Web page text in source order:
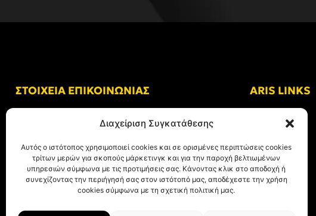
Διαχείριση Συγκατάθεσης
Αυτός ο ιστότοπος χρησιμοποιεί cookies και σε ορισμένες περιπτώσεις cookies
τρίτων μερών για σκοπούς μάρκετινγκ και για την παροχή βελτιωμένων
υπηρεσιών σύμφωνα με τις προτιμήσεις σας. Κάνοντας κλικ στο αποδοχή ή
συνεχίζοντας την περιήγησή σας στον ιστότοπό μας, αποδέχεστε την χρήση
cookies σύμφωνα με τη σχετική πολιτική μας.
ΣΤΟΙΧΕΙΑ ΕΠΙΚΟΙΝΩΝΙΑΣ
Αλκμήνης 69, Χαριλάου
Τ.Κ. 54249 Θεσσαλονίκη
Tηλ. Επικοινωνίας:+30 (2310) 305 402
E-mail: info@aris.gr
ARIS LINKS